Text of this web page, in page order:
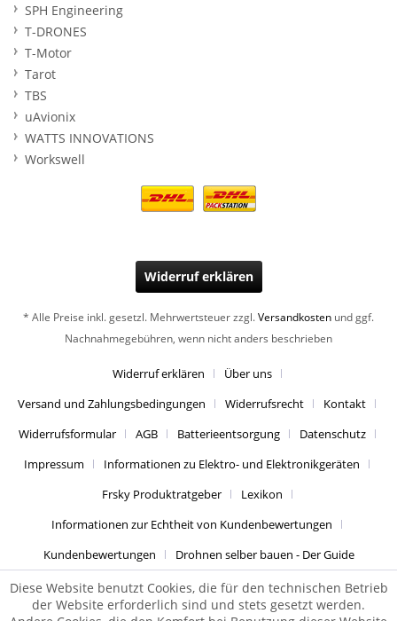
SPH Engineering
T-DRONES
T-Motor
Tarot
TBS
uAvionix
WATTS INNOVATIONS
Workswell
Widerruf erklären
* Alle Preise inkl. gesetzl. Mehrwertsteuer zzgl.Versandkosten und ggf.
Nachnahmegebühren, wenn nicht anders beschrieben
Widerruf erklären
Über uns
Versand und Zahlungsbedingungen
Widerrufsrecht
Kontakt
Widerrufsformular
AGB Batterieentsorgung
Datenschutz
Impressum
Informationen zu Elektro- und Elektronikgeräten
Frsky Produktratgeber
Lexikon
Informationen zur Echtheit von Kundenbewertungen
Kundenbewertungen
Drohnen selber bauen - Der Guide
Diese Website benutzt Cookies, die für den technischen Betrieb
der Website erforderlich sind und stets gesetzt werden.